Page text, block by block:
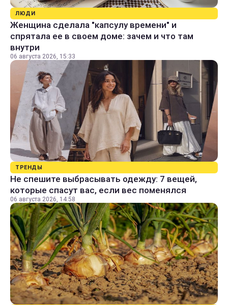
ЛЮДИ
Женщина сделала "капсулу времени" и
спрятала ее в своем доме: зачем и что там
внутри
06 августа 2026, 15:33
ТРЕНДЫ
Не спешите выбрасывать одежду: 7 вещей,
которые спасут вас, если вес поменялся
06 августа 2026, 14:58